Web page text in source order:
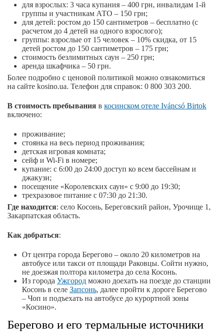
для взрослых: 3 часа купания – 400 грн, инвалидам 1-й
группы и участникам АТО – 150 грн;
для детей: ростом до 150 сантиметров – бесплатно (с
расчетом до 4 детей на одного взрослого);
группы: взрослые от 15 человек – 10% скидка, от 15
детей ростом до 150 сантиметров – 175 грн;
стоимость безлимитных саун – 250 грн;
аренда шкафчика – 50 грн.
Более подробно с ценовой политикой можно ознакомиться
на сайте kosino.ua. Телефон для справок: 0 800 303 200.
В стоимость пребывания в косинском отеле Iváncsó Birtok
включено:
проживание;
стоянка на весь период проживания;
детская игровая комната;
сейф и Wi-Fi в номере;
купание: с 6:00 до 24:00 доступ ко всем бассейнам и
джакузи;
посещение «Королевских саун» с 9:00 до 19:30;
трехразовое питание с 07:30 до 21:30.
Где находится: село Косонь, Береговский район, Урочище 1,
Закарпатская область.
Как добраться:
От центра города Берегово – около 20 километров на
автобусе или такси от площади Раковцы. Сойти нужно,
не доезжая полтора километра до села Косонь.
Из города Ужгород можно доехать на поезде до станции
Косонь в селе Запсонь, далее пройти к дороге Берегово
– Чоп и подъехать на автобусе до курортной зоны
«Косино».
Берегово и его термальные источники